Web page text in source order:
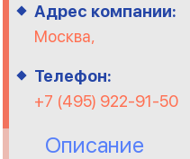
Адрес компании:
Москва,
Телефон:
+7 (495) 922-91-50
Описание